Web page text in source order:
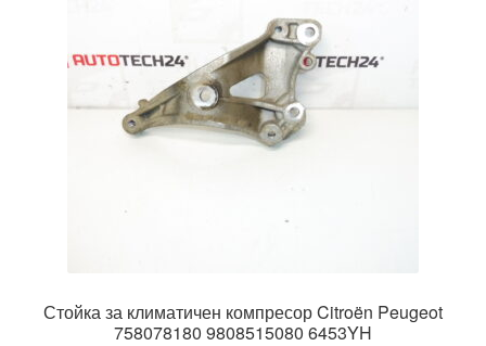
Стойка за климатичен компресор Citroën Peugeot
758078180 9808515080 6453YH